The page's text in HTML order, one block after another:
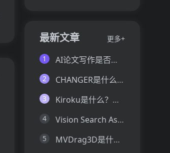
量，释放你的
Pi...
团队成员、对
话和工作流集
中在一个地
方,实现无缝
连接。主要功
能包括:组
最新文章 更多+
1 AI论文写作是否靠谱？这6款论文AI写作神器真的可以让你效率翻倍
2 CHANGER是什么？一文让你看懂CHANGER的技术原理、主要功能、应用场景
3 Kiroku是什么？一文让你看懂Kiroku的技术原理、主要功能、应用场景
4 Vision Search Assistant是什么？一文让你看懂Vision Search Assistant的技术原理、主要功能、应用场景
5 MVDrag3D是什么？一文让你看懂MVDrag3D的技术原理、主要功能、应用场景